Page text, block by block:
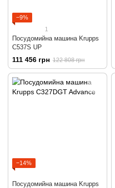
−9%
1
Посудомийна машина Krupps
C537S UP
111 456 грн 122 808 грн
−14%
Посудомийна машина Krupps